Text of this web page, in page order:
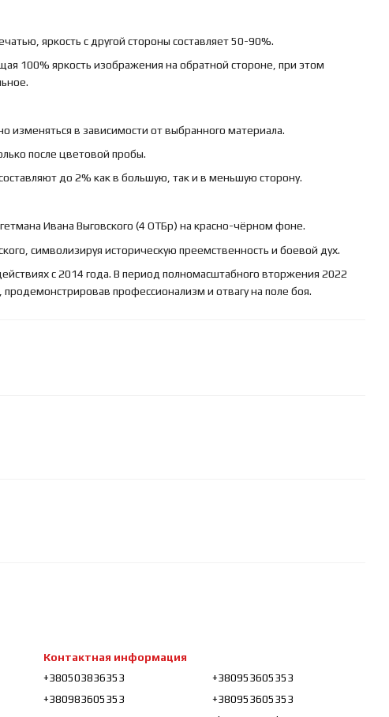
яркость с другой стороны составляет 50-90%.
100% яркость изображения на обратной стороне, при этом
изменяться в зависимости от выбранного материала.
после цветовой пробы.
до 2% как в большую, так и в меньшую сторону.
Ивана Выговского (4 ОТБр) на красно-чёрном фоне.
символизируя историческую преемственность и боевой дух.
с 2014 года. В период полномасштабного вторжения 2022
профессионализм и отвагу на поле боя.
Контактная информация
+380503836353
+380983605353
+380953605353
+380953605353